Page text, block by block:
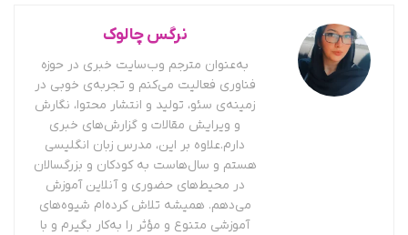
نرگس چالوک
به‌عنوان مترجم وب‌سایت خبری در حوزه
فناوری فعالیت می‌کنم و تجربه‌ی خوبی در
زمینه‌ی سئو، تولید و انتشار محتوا، نگارش
و ویرایش مقالات و گزارش‌های خبری
دارم.علاوه بر این، مدرس زبان انگلیسی
هستم و سال‌هاست به کودکان و بزرگسالان
در محیط‌های حضوری و آنلاین آموزش
می‌دهم. همیشه تلاش کرده‌ام شیوه‌های
آموزشی متنوع و مؤثر را به‌کار بگیرم و با